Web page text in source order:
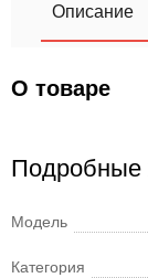
Описание
О товаре
Подробные
Модель
Категория